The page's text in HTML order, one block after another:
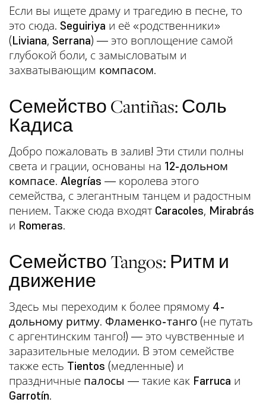
Если вы ищете драму и трагедию в песне, то
это сюда. Seguiriya и её «родственники»
(Liviana, Serrana) — это воплощение самой
глубокой боли, с замысловатым и
захватывающим компасом.
Семейство Cantiñas: Соль
Кадиса
Добро пожаловать в залив! Эти стили полны
света и грации, основаны на 12-дольном
компасе. Alegrías — королева этого
семейства, с элегантным танцем и радостным
пением. Также сюда входят Caracoles, Mirabrás
и Romeras.
Семейство Tangos: Ритм и
движение
Здесь мы переходим к более прямому 4-
дольному ритму. Фламенко-танго (не путать
с аргентинским танго!) — это чувственные и
заразительные мелодии. В этом семействе
также есть Tientos (медленные) и
праздничные палосы — такие как Farruca и
Garrotín.